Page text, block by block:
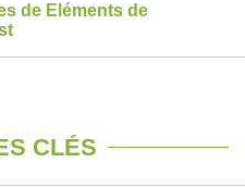
de Eléments de
CLÉS